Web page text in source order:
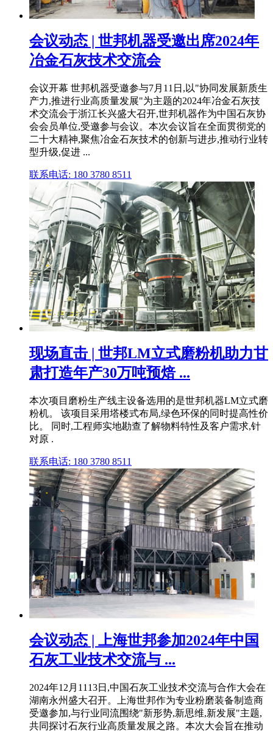
会议动态 | 世邦机器受邀出席2024年
冶金石灰技术交流会
会议开幕 世邦机器受邀参与7月11日,以"协同发展新质生
产力,推进行业高质量发展"为主题的2024年冶金石灰技
术交流会于浙江长兴盛大召开,世邦机器作为中国石灰协
会会员单位,受邀参与会议。本次会议旨在全面贯彻党的
二十大精神,聚焦冶金石灰技术的创新与进步,推动行业转
型升级,促进 ...
联系电话: 180 3780 8511
现场直击 | 世邦LM立式磨粉机助力甘
肃打造年产30万吨预焙 ...
本次项目磨粉生产线主设备选用的是世邦机器LM立式磨
粉机。 该项目采用塔楼式布局,绿色环保的同时提高性价
比。 同时,工程师实地勘查了解物料特性及客户需求,针
对原 .
联系电话: 180 3780 8511
会议动态 | 上海世邦参加2024年中国
石灰工业技术交流与 ...
2024年12月1113日,中国石灰工业技术交流与合作大会在
湖南永州盛大召开。上海世邦作为专业粉磨装备制造商
受邀参加,与行业同流围绕"新形势,新思维,新发展"主题,
共同探讨石灰行业高质量发展之路。本次大会旨在推动